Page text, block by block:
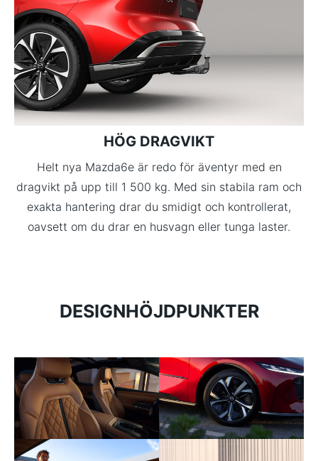
HÖG DRAGVIKT
Helt nya Mazda6e är redo för äventyr med en
dragvikt på upp till 1 500 kg. Med sin stabila ram och
exakta hantering drar du smidigt och kontrollerat,
oavsett om du drar en husvagn eller tunga laster.
DESIGNHÖJDPUNKTER